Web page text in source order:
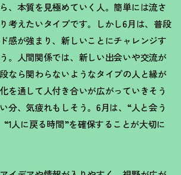
、本質を見極めていく人。簡単には流さ
考えたいタイプです。しかし6月は、普段
感が強まり、新しいことにチャレンジす
。人間関係では、新しい出会いや交流が
なら関わらないようなタイプの人と縁が
を通して人付き合いが広がっていきそう
分、気疲れもしそう。6月は、“人と会う
人に戻る時間”を確保することが大切に